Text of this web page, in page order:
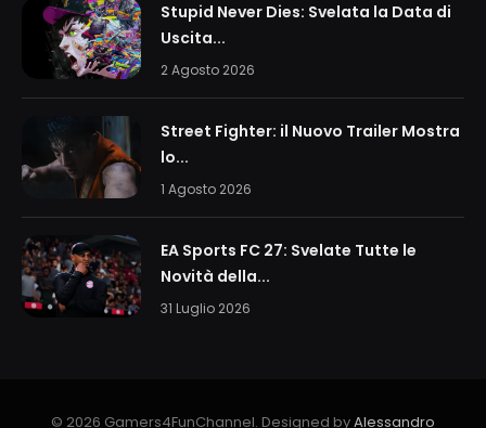
Stupid Never Dies: Svelata la Data di
Uscita...
2 Agosto 2026
Street Fighter: il Nuovo Trailer Mostra
lo...
1 Agosto 2026
EA Sports FC 27: Svelate Tutte le
Novità della...
31 Luglio 2026
© 2026 Gamers4FunChannel. Designed byAlessandro